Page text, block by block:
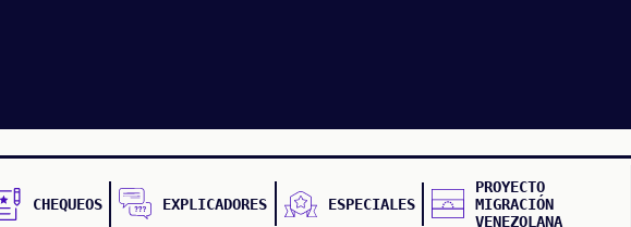
CHEQUEOS EXPLICADORES ESPECIALES
PROYECTO
MIGRACIÓN
VENEZOLANA